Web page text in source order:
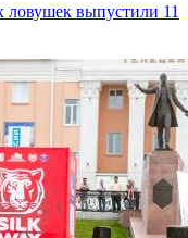
ловушек выпустили 11